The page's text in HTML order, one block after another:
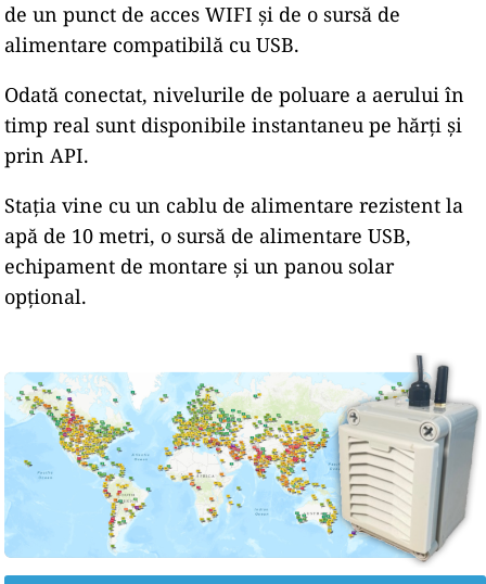
de un punct de acces WIFI și de o sursă de
alimentare compatibilă cu USB.
Odată conectat, nivelurile de poluare a aerului în
timp real sunt disponibile instantaneu pe hărți și
prin API.
Stația vine cu un cablu de alimentare rezistent la
apă de 10 metri, o sursă de alimentare USB,
echipament de montare și un panou solar
opțional.